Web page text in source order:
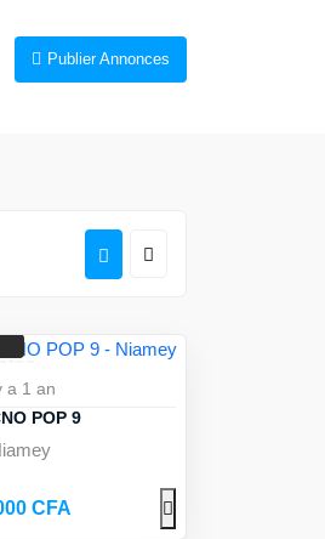
Publier Annonces
a 1 an
POP 9
CFA